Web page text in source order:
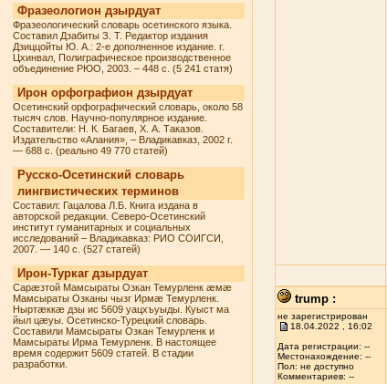
Фразеологион дзырдуат
Фразеологический словарь осетинского языка.
Составил Дзабиты З. Т. Редактор издания
Дзиццойты Ю. А.: 2-е дополненное издание. г.
Цхинвал, Полиграфическое производственное
объединение РЮО, 2003. – 448 с. (5 241 статя)
Ирон орфографион дзырдуат
Осетинский орфографический словарь, около 58
тысяч слов. Научно-популярное издание.
Составители: Н. К. Багаев, Х. А. Таказов.
Издательство «Алания», – Владикавказ, 2002 г.
— 688 с. (реально 49 770 статей)
Русско-Осетинский словарь
лингвистических терминов
Составил: Гацалова Л.Б. Книга издана в
авторской редакции. Северо-Осетинский
институт гуманитарных и социальных
исследований – Владикавказ: РИО СОИГСИ,
2007. — 140 с. (527 статей)
Ирон-Туркаг дзырдуат
Сарæзтой Мамсыраты Озкан Темурленк æмæ
Мамсыраты Озканы чызг Ирмæ Темурленк.
Ныртæккæ дзы ис 5609 уацхъуыды. Куыст ма
йыл цæуы. Осетинско-Турецкий словарь.
Составили Мамсыраты Озкан Темурленк и
Мамсыраты Ирма Темурленк. В настоящее
время содержит 5609 статей. В стадии
разработки.
trump :
не зарегистрирован
18.04.2022 , 16:02
Дата регистрации: --
Местонахождение: --
Пол: не доступно
Комментариев: --